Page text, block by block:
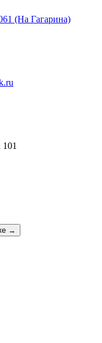
(На Гагарина)
101
→